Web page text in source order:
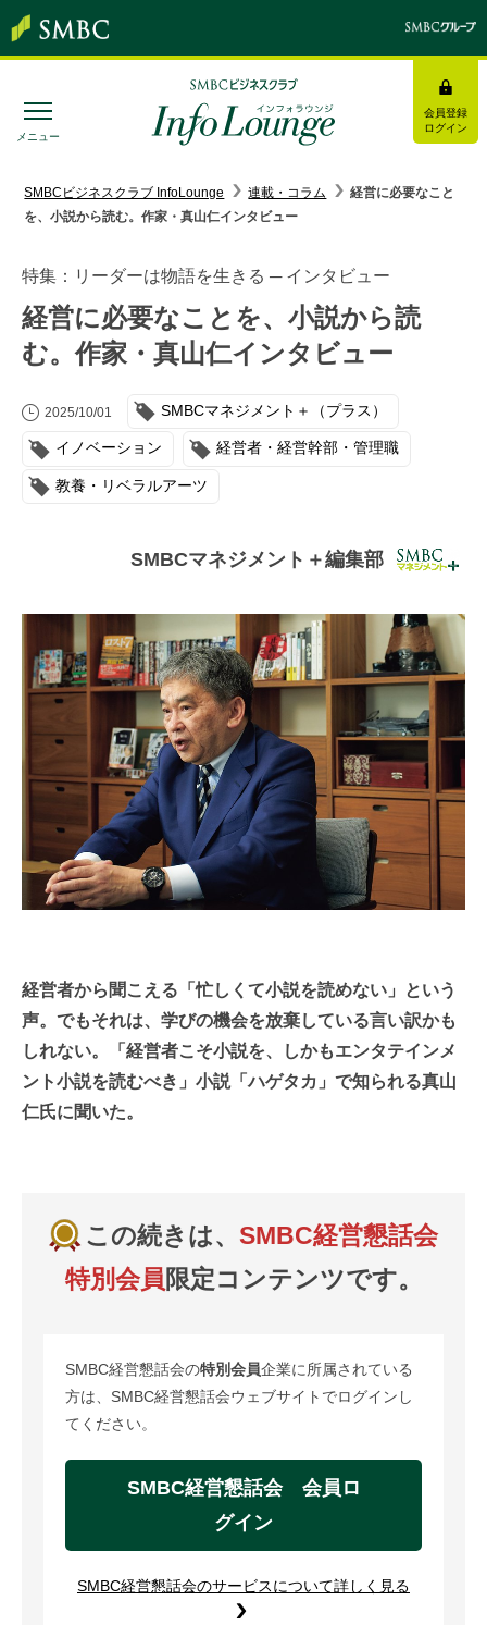
メニュー
会員登録
ログイン
みんなの研修
トピックス＆インフォメーション
お役立ち情報
インタビュー・レポート
イベント・セミナー
資料ダウンロード
プライバシーポリシー
本サイトのご利用にあたって
お問い合わせ
運営会社
SMBCビジネスクラブ InfoLounge 連載・コラム
経営に必要なこと
を、小説から読む。作家・真山仁インタビュー
特集：リーダーは物語を生きる ─ インタビュー
経営に必要なことを、小説から読
む。作家・真山仁インタビュー
2025/10/01 SMBCマネジメント＋（プラス）
イノベーション 経営者・経営幹部・管理職
教養・リベラルアーツ
SMBCマネジメント＋編集部
経営者から聞こえる「忙しくて小説を読めない」という
声。でもそれは、学びの機会を放棄している言い訳かも
しれない。「経営者こそ小説を、しかもエンタテインメ
ント小説を読むべき」小説「ハゲタカ」で知られる真山
仁氏に聞いた。
この続きは、SMBC経営懇話会
特別会員 限定コンテンツです。
SMBC経営懇話会の特別会員企業に所属されている
方は、SMBC経営懇話会ウェブサイトでログインし
てください。
SMBC経営懇話会 会員ロ
グイン
SMBC経営懇話会のサービスについて詳しく見る